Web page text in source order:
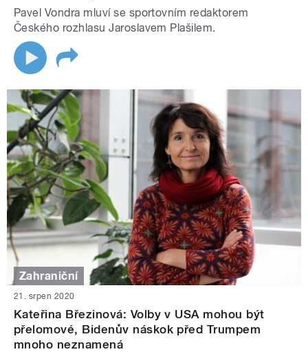
Pavel Vondra mluví se sportovním redaktorem
Českého rozhlasu Jaroslavem Plašilem.
Zahraniční
21. srpen 2020
Kateřina Březinová: Volby v USA mohou být
přelomové, Bidenův náskok před Trumpem
mnoho neznamená